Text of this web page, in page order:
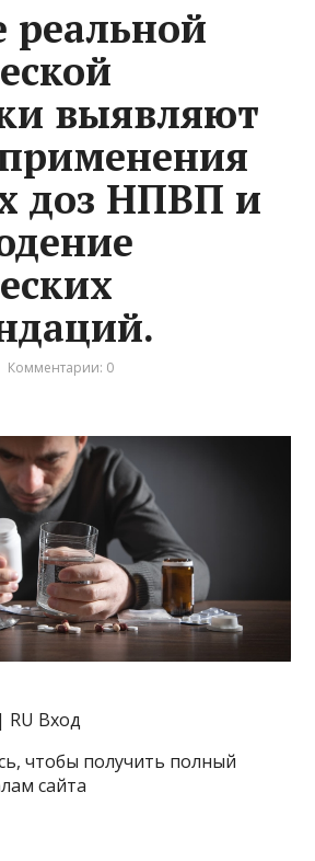
выявляют
доз НПВП и
Комментарии: 0
RU Вход
чтобы получить полный
сайта